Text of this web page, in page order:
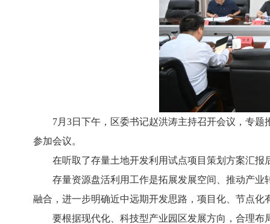
7月3日下午，区委书记赵洪涛主持召开会议，专
参加会议。
在听取了存量土地开发利用试点项目策划方案汇
存量资源盘活利用工作是拓展发展空间、推动产
融合，进一步明确近中远期开发思路，项目化、节点化
要根据现代化、科技型产业园区发展方向，合理